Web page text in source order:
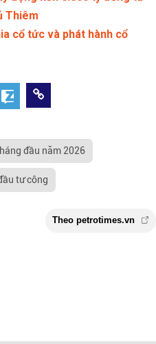
Thiêm
cổ tức và phát hành cổ
đầu năm 2026
tư công